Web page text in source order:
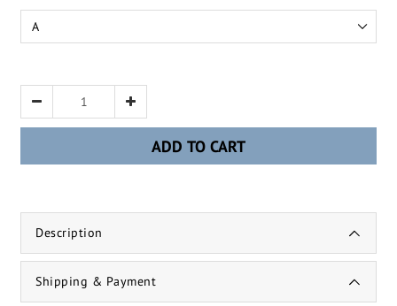
ADD TO CART
Description
Shipping & Payment